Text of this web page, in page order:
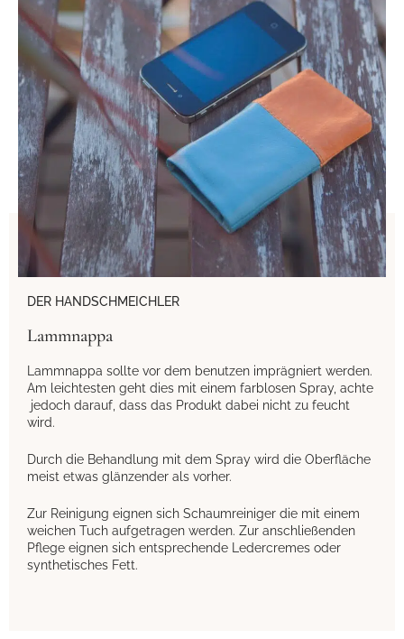
DER HANDSCHMEICHLER
Lammnappa
Lammnappa sollte vor dem benutzen imprägniert werden.
Am leichtesten geht dies mit einem farblosen Spray, achte
jedoch darauf, dass das Produkt dabei nicht zu feucht
wird.
Durch die Behandlung mit dem Spray wird die Oberfläche
meist etwas glänzender als vorher.
Zur Reinigung eignen sich Schaumreiniger die mit einem
weichen Tuch aufgetragen werden. Zur anschließenden
Pflege eignen sich entsprechende Ledercremes oder
synthetisches Fett.